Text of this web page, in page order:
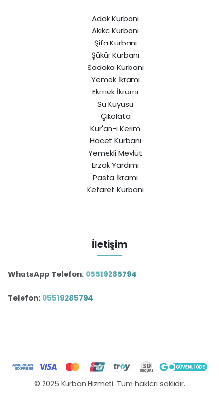
Adak Kurbanı
Akika Kurbanı
Şifa Kurbanı
Şükür Kurbanı
Sadaka Kurbanı
Yemek İkramı
Ekmek İkramı
Su Kuyusu
Çikolata
Kur'an-ı Kerim
Hacet Kurbanı
Yemekli Mevlüt
Erzak Yardımı
Pasta İkramı
Kefaret Kurbanı
İletişim
WhatsApp Telefon: 05519285794
Telefon: 05519285794
© 2025 Kurban Hizmeti. Tüm hakları saklıdır.